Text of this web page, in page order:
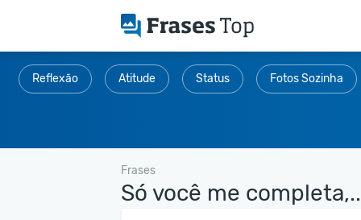
Reflexão Atitude Status Fotos Sozinha
Frases
Só você me